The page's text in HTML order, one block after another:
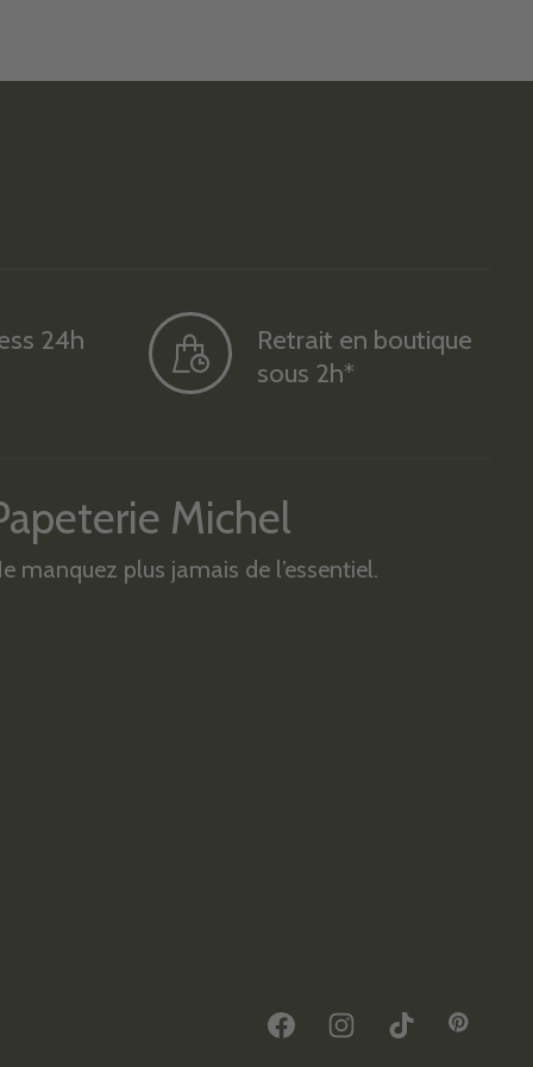
24h
Retrait en boutique
sous 2h*
Michel
manquez plus jamais de l’essentiel.